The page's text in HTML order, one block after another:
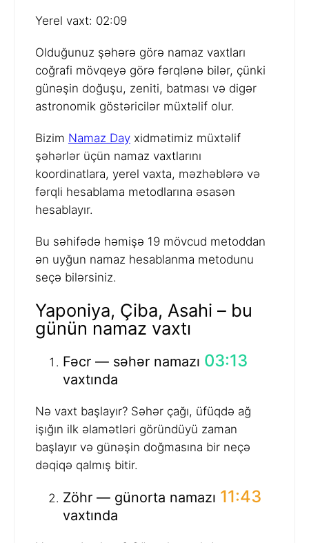
Yerel vaxt: 02:09
Olduğunuz şəhərə görə namaz vaxtları
coğrafi mövqeyə görə fərqlənə bilər, çünki
günəşin doğuşu, zeniti, batması və digər
astronomik göstəricilər müxtəlif olur.
Bizim Namaz Day xidmətimiz müxtəlif
şəhərlər üçün namaz vaxtlarını
koordinatlara, yerel vaxta, məzhəblərə və
fərqli hesablama metodlarına əsasən
hesablayır.
Bu səhifədə həmişə 19 mövcud metoddan
ən uyğun namaz hesablanma metodunu
seçə bilərsiniz.
Yaponiya, Çiba, Asahi – bu
günün namaz vaxtı
Fəcr — səhər namazı 03:13
vaxtında
Nə vaxt başlayır? Səhər çağı, üfüqdə ağ
işığın ilk əlamətləri göründüyü zaman
başlayır və günəşin doğmasına bir neçə
dəqiqə qalmış bitir.
Zöhr — günorta namazı 11:43
vaxtında